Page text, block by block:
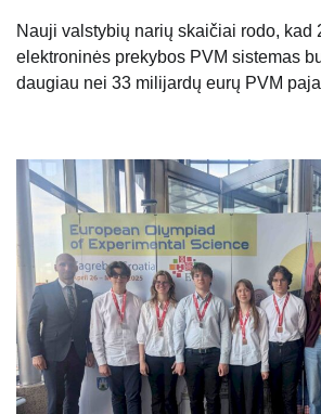
Nauji valstybių narių skaičiai rodo, kad
elektroninės prekybos PVM sistemas
daugiau nei 33 milijardų eurų PVM